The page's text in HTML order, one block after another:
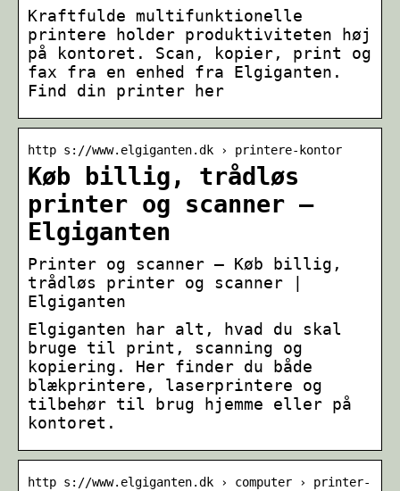
Kraftfulde multifunktionelle
printere holder produktiviteten høj
på kontoret. Scan, kopier, print og
fax fra en enhed fra Elgiganten.
Find din printer her
http s://www.elgiganten.dk › printere-kontor
Køb billig, trådløs
printer og scanner –
Elgiganten
Printer og scanner – Køb billig,
trådløs printer og scanner |
Elgiganten
Elgiganten har alt, hvad du skal
bruge til print, scanning og
kopiering. Her finder du både
blækprintere, laserprintere og
tilbehør til brug hjemme eller på
kontoret.
http s://www.elgiganten.dk › computer › printer-